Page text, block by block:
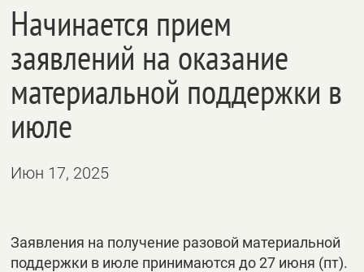
Начинается прием
заявлений на оказание
материальной поддержки в
июле
Июн 17, 2025
Заявления на получение разовой материальной
поддержки в июле принимаются до 27 июня (пт).